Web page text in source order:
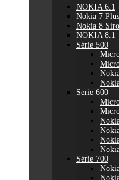
NOKIA 6.1
Nokia 7 Plus
Nokia 8
NOKIA 8.1
Série 500
Serie 600
Série 700